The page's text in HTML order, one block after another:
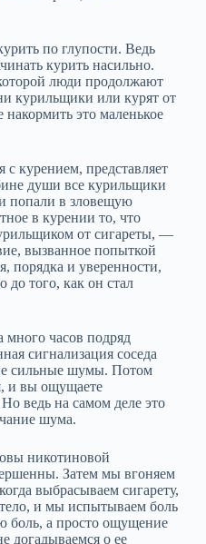
по глупости. Ведь
курить насильно.
люди продолжают
курильщики или курят от
это маленькое
с курением, представляет
души все курильщики
попали в зловещую
в курении то, что
от сигареты, —
вызванное попыткой
порядка и уверенности,
до того, как он стал
много часов подряд
сигнализация соседа
сильные шумы. Потом
и вы ощущаете
ведь на самом деле это
шума.
никотиновой
Затем мы вгоняем
выбрасываем сигарету,
и мы испытываем боль
боль, а просто ощущение
догадываемся о ее